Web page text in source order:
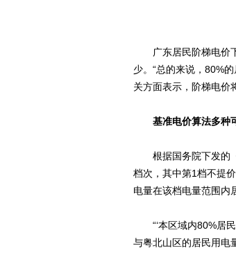
广东居民阶梯电价下
少。“总的来说，80%
关方面表示，阶梯电
基准电价算法多种
根据国务院下发的《
档次，其中第1档不提
电量在该档电量范围内
“‘本区域内80%居民
与粤北山区的居民用电